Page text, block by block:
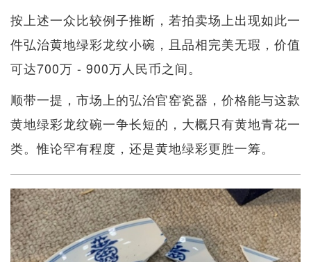
按上述一众比较例子推断，若拍卖场上出现如此一
件弘治黄地绿彩龙纹小碗，且品相完美无瑕，价值
可达700万 - 900万人民币之间。
顺带一提，市场上的弘治官窑瓷器，价格能与这款
黄地绿彩龙纹碗一争长短的，大概只有黄地青花一
类。惟论罕有程度，还是黄地绿彩更胜一筹。